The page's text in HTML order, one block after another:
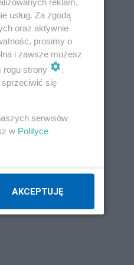
usług. Za zgodą
oraz aktywnie
prosimy o
i zawsze możesz
rogu strony
.
się
serwisów
w Polityce
AKCEPTUJĘ